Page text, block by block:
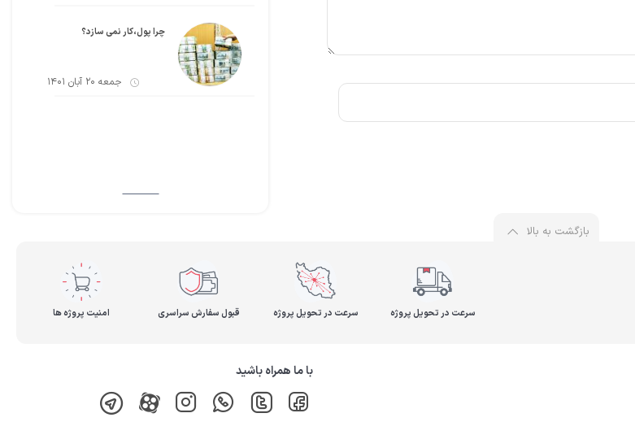
چرا پول،کار نمی سازد؟
جمعه 20 آبان 1401
بازگشت به بالا
سرعت در تحویل پروژه سرعت در تحویل پروژه قبول سفارش سراسری امنیت پروژه ها
با ما همراه باشید